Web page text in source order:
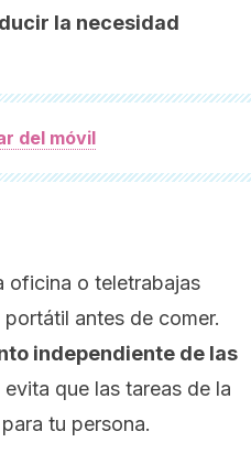
la necesidad
del móvil
oficina o teletrabajas
antes de comer.
independiente de las
evita que las tareas de la
tu persona.